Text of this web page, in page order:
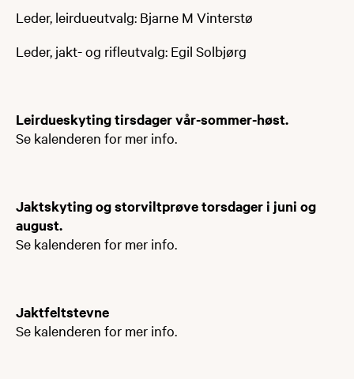
​​​Leder, leirdueutvalg: Bjarne M Vinterstø
Leder, jakt- og rifleutvalg: Egil Solbjørg
Leirdueskyting tirsdager vår-sommer-høst.
Se kalenderen for mer info.
Jaktskyting og storviltprøve torsdager i juni og
august.
Se kalenderen for mer info.​
Jaktfeltstevne
Se kalenderen for mer info.​